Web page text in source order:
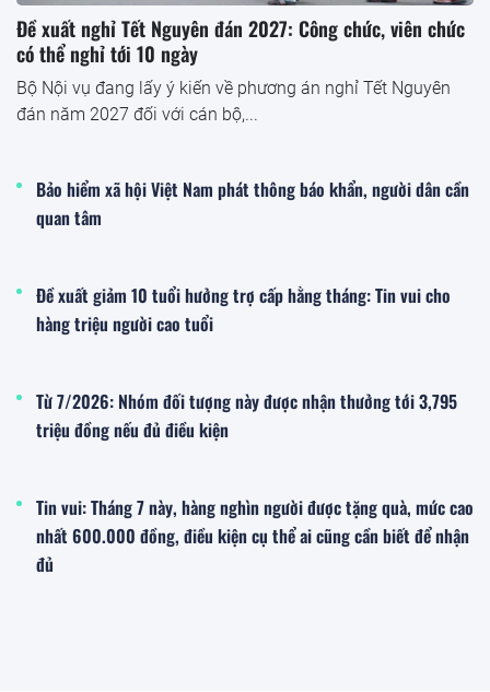
Đề xuất nghỉ Tết Nguyên đán 2027: Công chức, viên chức
có thể nghỉ tới 10 ngày
Bộ Nội vụ đang lấy ý kiến về phương án nghỉ Tết Nguyên
đán năm 2027 đối với cán bộ,...
Bảo hiểm xã hội Việt Nam phát thông báo khẩn, người dân cần
quan tâm
Đề xuất giảm 10 tuổi hưởng trợ cấp hằng tháng: Tin vui cho
hàng triệu người cao tuổi
Từ 7/2026: Nhóm đối tượng này được nhận thưởng tới 3,795
triệu đồng nếu đủ điều kiện
Tin vui: Tháng 7 này, hàng nghìn người được tặng quà, mức cao
nhất 600.000 đồng, điều kiện cụ thể ai cũng cần biết để nhận
đủ